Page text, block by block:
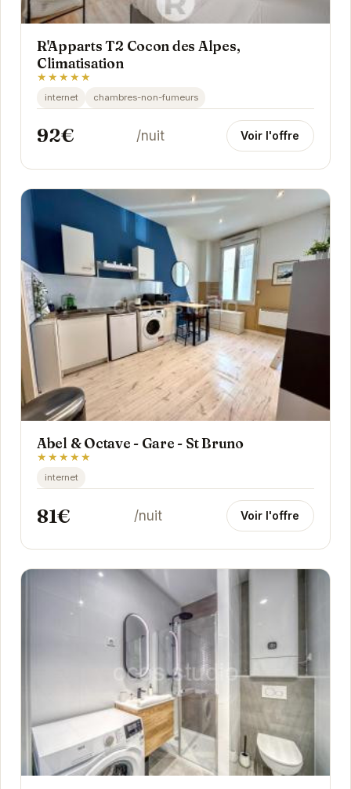
R'Apparts T2 Cocon des Alpes,
Climatisation
★★★★★
internet chambres-non-fumeurs
92€ /nuit Voir l'offre
Abel & Octave - Gare - St Bruno
★★★★★
internet
81€ /nuit Voir l'offre